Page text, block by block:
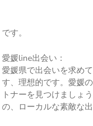
です。
愛媛line出会い：
愛媛県で出会いを求め
す、理想的です。愛媛
トナーを見つけましょ
の、ローカルな素敵な